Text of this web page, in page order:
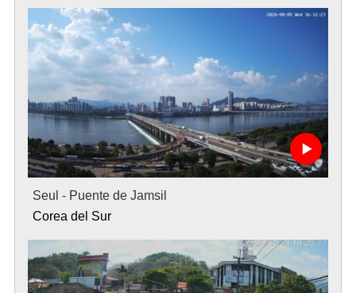
Seul - Puente de Jamsil
Corea del Sur